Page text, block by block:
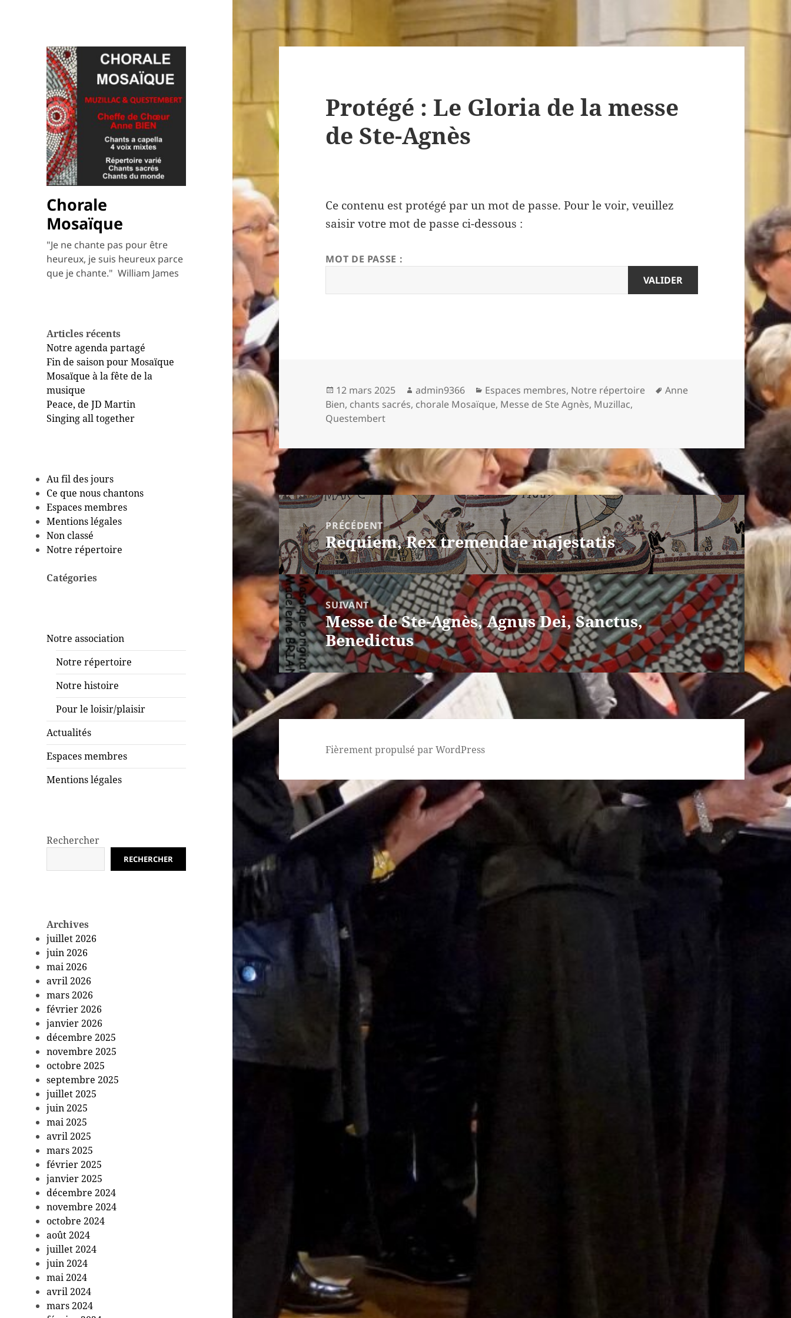
Chorale
Mosaïque
"Je ne chante pas pour être
heureux, je suis heureux parce
que je chante." ​ William James
Articles récents
Notre agenda partagé
Fin de saison pour Mosaïque
Mosaïque à la fête de la
musique
Peace, de JD Martin
Singing all together
Au fil des jours
Ce que nous chantons
Espaces membres
Mentions légales
Non classé
Notre répertoire
Catégories
Notre association
Notre répertoire
Notre histoire
Pour le loisir/plaisir
Actualités
Espaces membres
Mentions légales
Rechercher
RECHERCHER
Archives
juillet 2026
juin 2026
mai 2026
avril 2026
mars 2026
février 2026
janvier 2026
décembre 2025
novembre 2025
octobre 2025
septembre 2025
juillet 2025
juin 2025
mai 2025
avril 2025
mars 2025
février 2025
janvier 2025
décembre 2024
novembre 2024
octobre 2024
août 2024
juillet 2024
juin 2024
mai 2024
avril 2024
mars 2024
Protégé : Le Gloria de la messe
de Ste-Agnès
Ce contenu est protégé par un mot de passe. Pour le voir, veuillez
saisir votre mot de passe ci-dessous :
MOT DE PASSE :
Publié
le
12 mars 2025 Auteur
admin9366 Catégories
Espaces membres, Notre répertoire
Mots-
Anne
Bien, chants sacrés, chorale Mosaïque, Messe de Ste Agnès, Muzillac,
Questembert
Navigation
de
l’article
PRÉCÉDENT
Article
précédent :
Requiem, Rex tremendae majestatis
SUIVANT
Article
suivant :
Messe de Ste-Agnès, Agnus Dei, Sanctus,
Benedictus
Fièrement propulsé par WordPress